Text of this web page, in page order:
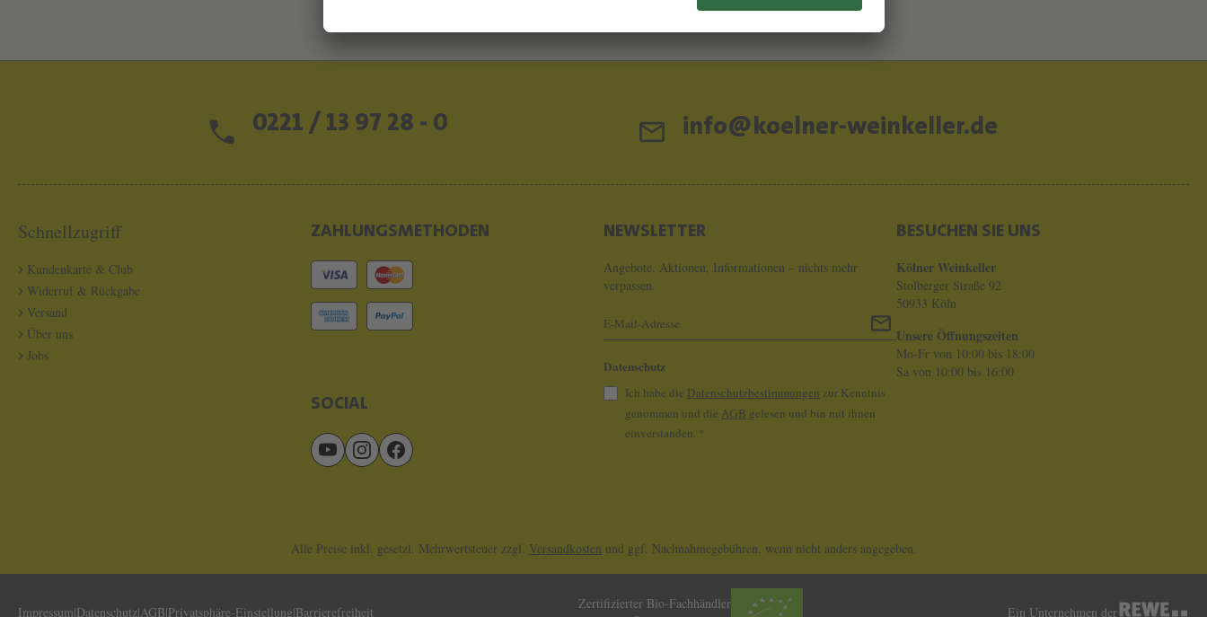
0221 / 13 97 28 - 0 info@koelner-weinkeller.de
Schnellzugriff
Kundenkarte & Club
Widerruf & Rückgabe
Versand
Über uns
Jobs
ZAHLUNGSMETHODEN
SOCIAL
NEWSLETTER
Angebote, Aktionen, Informationen – nichts mehr
verpassen.
Datenschutz
Ich habe die Datenschutzbestimmungen zur Kenntnis
genommen und die AGB gelesen und bin mit ihnen
einverstanden. *
BESUCHEN SIE UNS
Kölner Weinkeller
Stolberger Straße 92
50933 Köln
Unsere Öffnungszeiten
Mo-Fr von 10:00 bis 18:00
Sa von 10:00 bis 16:00
Alle Preise inkl. gesetzl. Mehrwertsteuer zzgl. Versandkosten und ggf. Nachnahmegebühren, wenn nicht anders angegeben.
Impressum Datenschutz AGB Privatsphäre-Einstellung Barrierefreiheit
Zertifizierter Bio-Fachhändler
Ein Unternehmen der